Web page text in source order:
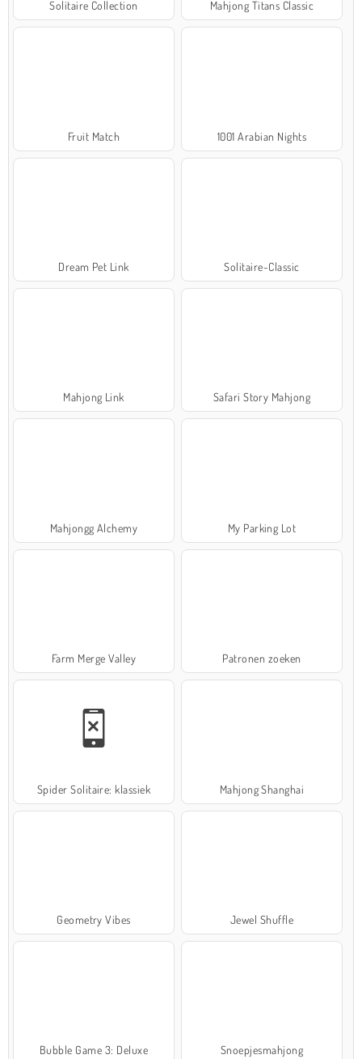
Solitaire Collection Mahjong Titans Classic
Fruit Match 1001 Arabian Nights
Dream Pet Link Solitaire-Classic
Mahjong Link Safari Story Mahjong
Mahjongg Alchemy My Parking Lot
Farm Merge Valley Patronen zoeken
Spider Solitaire: klassiek Mahjong Shanghai
Geometry Vibes Jewel Shuffle
Bubble Game 3: Deluxe Snoepjesmahjong